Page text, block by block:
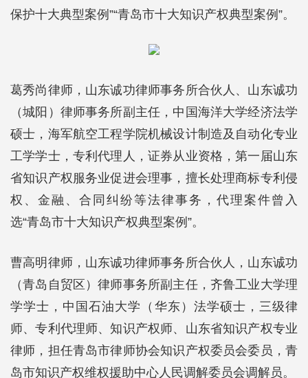
保护十大典型案例”“青岛市十大知识产权典型案例”。
葛秀尚律师，山东诚功律师事务所合伙人、山东诚功
（城阳）律师事务所副主任，中国海洋大学经济法学
硕士，海军航空工程学院机械设计制造及自动化专业
工学学士，专利代理人，证券从业资格，第一届山东
省知识产权服务业促进会理事，擅长处理商标专利侵
权、金融、合同纠纷等法律事务，代理案件曾入
选“青岛市十大知识产权典型案例”。
曹高明律师，山东诚功律师事务所合伙人，山东诚功
（青岛自贸区）律师事务所副主任，齐鲁工业大学理
学学士，中国石油大学（华东）法学硕士，三级律
师、专利代理师、知识产权师、山东省知识产权专业
律师，担任青岛市律师协会知识产权委员会委员，青
岛市知识产权维权援助中心人民调解委员会调解员。